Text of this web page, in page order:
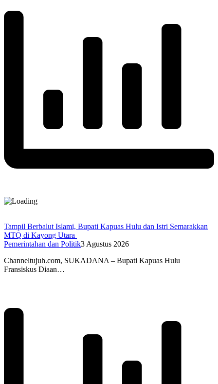
Tampil Berbalut Islami, Bupati Kapuas Hulu dan Istri Semarakkan
MTQ di Kayong Utara
Pemerintahan dan Politik3 Agustus 2026
Channeltujuh.com, SUKADANA – Bupati Kapuas Hulu
Fransiskus Diaan…